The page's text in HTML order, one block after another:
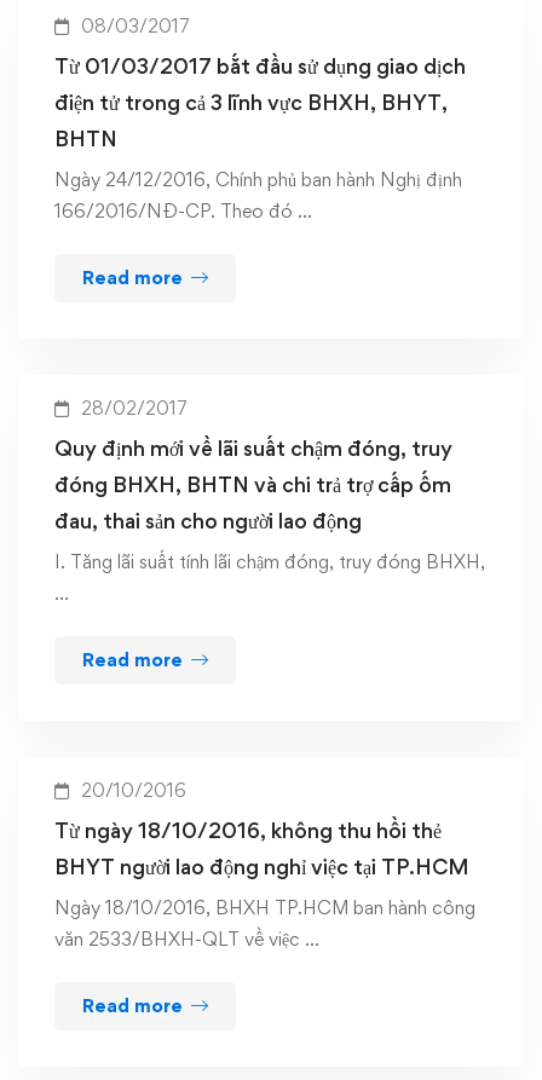
08/03/2017
Từ 01/03/2017 bắt đầu sử dụng giao dịch
điện tử trong cả 3 lĩnh vực BHXH, BHYT,
BHTN
Ngày 24/12/2016, Chính phủ ban hành Nghị định
166/2016/NĐ-CP. Theo đó …
Read more
28/02/2017
Quy định mới về lãi suất chậm đóng, truy
đóng BHXH, BHTN và chi trả trợ cấp ốm
đau, thai sản cho người lao động
I. Tăng lãi suất tính lãi chậm đóng, truy đóng BHXH,
…
Read more
20/10/2016
Từ ngày 18/10/2016, không thu hồi thẻ
BHYT người lao động nghỉ việc tại TP.HCM
Ngày 18/10/2016, BHXH TP.HCM ban hành công
văn 2533/BHXH-QLT về việc …
Read more